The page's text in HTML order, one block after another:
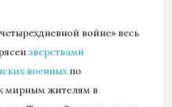
войне» весь
зверствами
военныхпо
мирным жителям в